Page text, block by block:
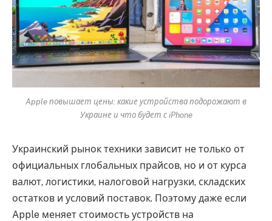
Apple повышает цены: какие устройства подорожают в
Украине и что будет с iPhone
Украинский рынок техники зависит не только от
официальных глобальных прайсов, но и от курса
валют, логистики, налоговой нагрузки, складских
остатков и условий поставок. Поэтому даже если
Apple меняет стоимость устройств на